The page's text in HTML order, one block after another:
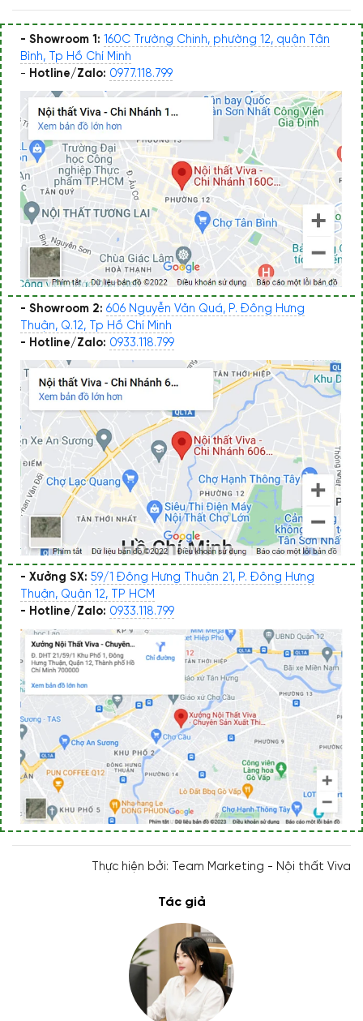
- Showroom 1: 160C Trường Chinh, phường 12, quận Tân
Bình, Tp Hồ Chí Minh
- Hotline/Zalo: 0977.118.799
- Showroom 2: 606 Nguyễn Văn Quá, P. Đông Hưng
Thuận, Q.12, Tp Hồ Chí Minh
- Hotline/Zalo: 0933.118.799
- Xưởng SX: 59/1 Đông Hưng Thuận 21, P. Đông Hưng
Thuận, Quận 12, TP HCM
- Hotline/Zalo: 0933.118.799
Thực hiện bởi: Team Marketing - Nội thất Viva
Tác giả